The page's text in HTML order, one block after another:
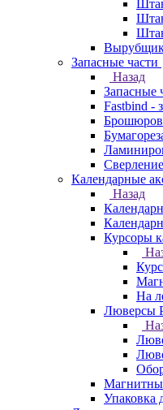
Запасные части
Назад
Запасные
Fastbind -
Календарные
Назад
Курсоры
На
Люверсы
Упаковка